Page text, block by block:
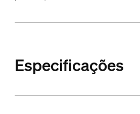
Especificações